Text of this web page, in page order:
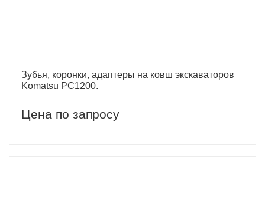
Зубья, коронки, адаптеры на ковш экскаваторов
Komatsu PC1200.
Цена по запросу